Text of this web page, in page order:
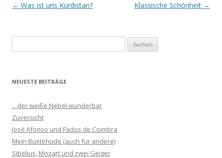
Beitrags-
← Was ist uns Kurdistan? Klassische Schönheit →
u
h
n
a
c
h
NEUESTE BEITRÄGE
…der weiße Nebel wunderbar
Zuversicht
José Afonso und Fados de Coimbra
Mein Buxtehude (auch für andere)
Sibelius, Mozart und zwei Geiger